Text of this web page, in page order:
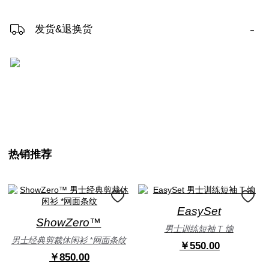
发货&退换货 -
热销推荐
ShowZero™
男士经典剪裁休闲衫 *网面条纹
￥850.00
EasySet
男士训练短袖 T 恤
￥550.00